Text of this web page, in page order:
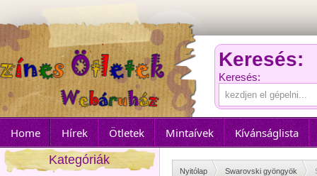
Keresés:
Keresés:
Home Hírek Ötletek Mintaívek
Kívánságlista
Kategóriák
Nyitólap Swarovski gyöngyök